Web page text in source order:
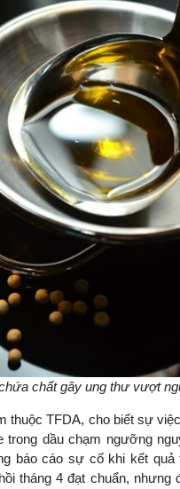
chất gây ung thư vượt
thuộc TFDA, cho biết sự
dầu chạm ngưỡng
báo cáo sự cố khi kết
tháng 4 đạt chuẩn, nhưng